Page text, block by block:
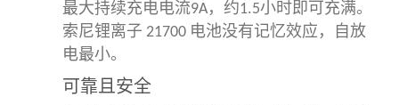
最大持续充电电流9A，约1.5小时即可充满。
索尼锂离子 21700 电池没有记忆效应，自放
电最小。
可靠且安全